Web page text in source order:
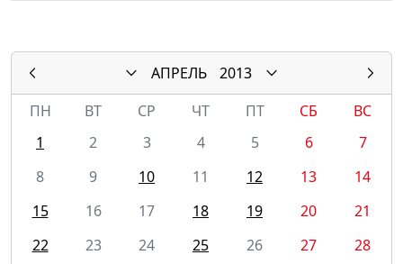
АПРЕЛЬ
2013
ПН
ВТ СР ЧТ ПТ СБ
ВС
1
2 3 4 5 6
7
8
9 10 11 12 13
14
15
16 17 18 19 20
21
22
23 24 25 26 27
28